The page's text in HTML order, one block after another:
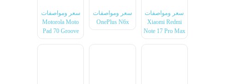
سعر ومواصفات
Xiaomi Redmi
Note 17 Pro Max
سعر ومواصفات
OnePlus N6x
سعر ومواصفات
Motorola Moto
Pad 70 Groove